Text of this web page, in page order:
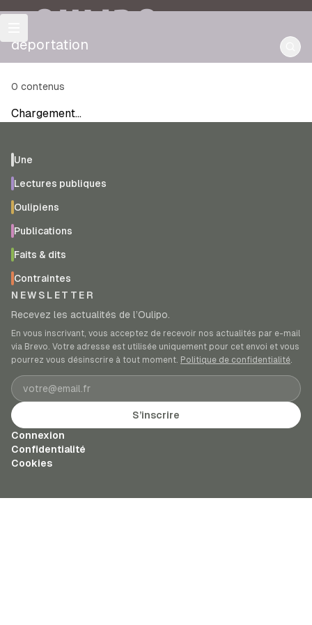
OULIPO
deportation
0 contenus
Chargement…
Une
Lectures publiques
Oulipiens
Publications
Faits & dits
Contraintes
NEWSLETTER
Recevez les actualités de l’Oulipo.
En vous inscrivant, vous acceptez de recevoir nos actualités par e-mail
via Brevo. Votre adresse est utilisée uniquement pour cet envoi et vous
pourrez vous désinscrire à tout moment. Politique de confidentialité.
Adresse e-mail
S’inscrire
Connexion
Confidentialité
Cookies